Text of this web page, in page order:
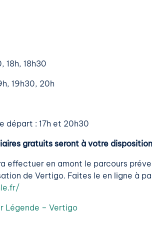
18h, 18h30
19h30, 20h
départ : 17h et 20h30
gratuits seront à votre
effectuer en amont le parcours
de Vertigo. Faites le en ligne à
Légende – Vertigo